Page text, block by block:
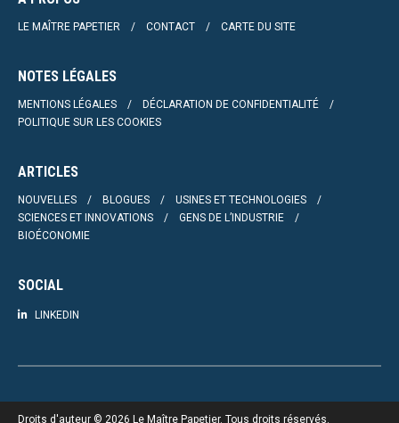
LE MAÎTRE PAPETIER CONTACT CARTE DU SITE
NOTES LÉGALES
MENTIONS LÉGALES
DÉCLARATION DE CONFIDENTIALITÉ
POLITIQUE SUR LES COOKIES
ARTICLES
NOUVELLES BLOGUES
USINES ET TECHNOLOGIES
SCIENCES ET INNOVATIONS
GENS DE L’INDUSTRIE
BIOÉCONOMIE
SOCIAL
LINKEDIN
Droits d'auteur © 2026 Le Maître Papetier. Tous droits réservés.